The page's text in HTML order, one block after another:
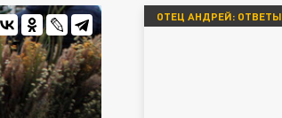
ОТЕЦ АНДРЕЙ: ОТВЕТЫ